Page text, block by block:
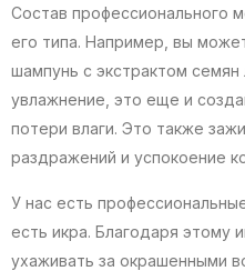
Состав профессионального
его типа. Например, вы
шампунь с экстрактом
увлажнение, это еще и
потери влаги. Это также
раздражений и успокоение
У нас есть
есть икра. Благодаря этому
ухаживать за окрашенными